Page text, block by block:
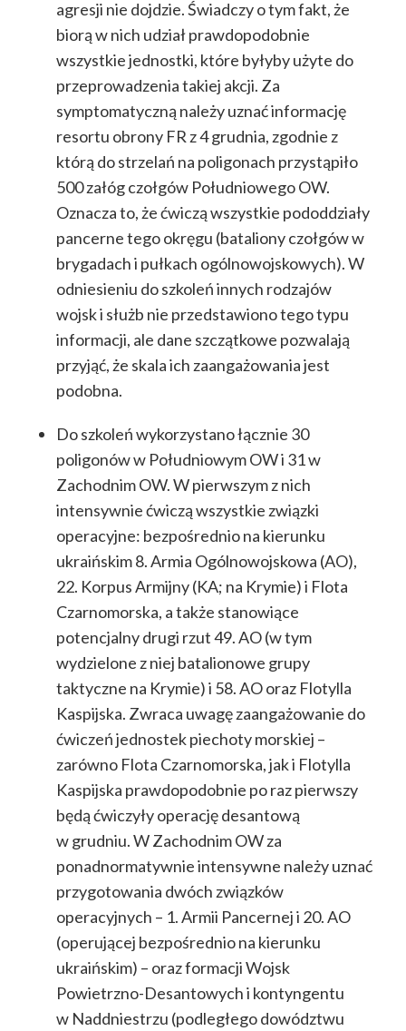
agresji nie dojdzie. Świadczy o tym fakt, że
biorą w nich udział prawdopodobnie
wszystkie jednostki, które byłyby użyte do
przeprowadzenia takiej akcji. Za
symptomatyczną należy uznać informację
resortu obrony FR z 4 grudnia, zgodnie z
którą do strzelań na poligonach przystąpiło
500 załóg czołgów Południowego OW.
Oznacza to, że ćwiczą wszystkie pododdziały
pancerne tego okręgu (bataliony czołgów w
brygadach i pułkach ogólnowojskowych). W
odniesieniu do szkoleń innych rodzajów
wojsk i służb nie przedstawiono tego typu
informacji, ale dane szczątkowe pozwalają
przyjąć, że skala ich zaangażowania jest
podobna.
Do szkoleń wykorzystano łącznie 30
poligonów w Południowym OW i 31 w
Zachodnim OW. W pierwszym z nich
intensywnie ćwiczą wszystkie związki
operacyjne: bezpośrednio na kierunku
ukraińskim 8. Armia Ogólnowojskowa (AO),
22. Korpus Armijny (KA; na Krymie) i Flota
Czarnomorska, a także stanowiące
potencjalny drugi rzut 49. AO (w tym
wydzielone z niej batalionowe grupy
taktyczne na Krymie) i 58. AO oraz Flotylla
Kaspijska. Zwraca uwagę zaangażowanie do
ćwiczeń jednostek piechoty morskiej –
zarówno Flota Czarnomorska, jak i Flotylla
Kaspijska prawdopodobnie po raz pierwszy
będą ćwiczyły operację desantową
w grudniu. W Zachodnim OW za
ponadnormatywnie intensywne należy uznać
przygotowania dwóch związków
operacyjnych – 1. Armii Pancernej i 20. AO
(operującej bezpośrednio na kierunku
ukraińskim) – oraz formacji Wojsk
Powietrzno-Desantowych i kontyngentu
w Naddniestrzu (podległego dowództwu